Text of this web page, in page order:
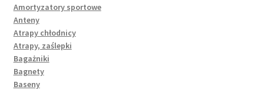
Amortyzatory sportowe
Anteny
Atrapy chłodnicy
Atrapy, zaślepki
Bagażniki
Bagnety
Baseny